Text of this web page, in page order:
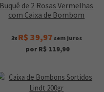
Buquê de 2 Rosas Vermelhas
com Caixa de Bombom
3x R$ 39,97 sem juros
por R$ 119,90